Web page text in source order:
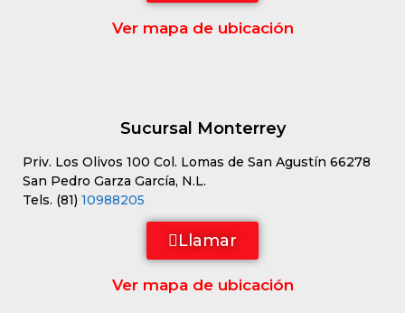
Ver mapa de ubicación
Sucursal Monterrey
Priv. Los Olivos 100 Col. Lomas de San Agustín 66278
San Pedro Garza García, N.L.
Tels. (81) 10988205
Llamar
Ver mapa de ubicación